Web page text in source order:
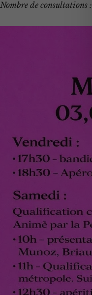
Nombre de consultations :